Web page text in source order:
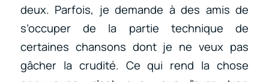
deux. Parfois, je demande à des amis de
s’occuper de la partie technique de
certaines chansons dont je ne veux pas
gâcher la crudité. Ce qui rend la chose